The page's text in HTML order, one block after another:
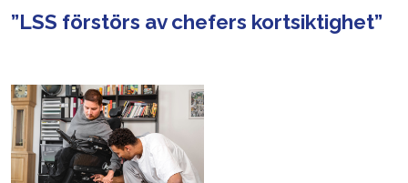
”LSS förstörs av chefers kortsiktighet”